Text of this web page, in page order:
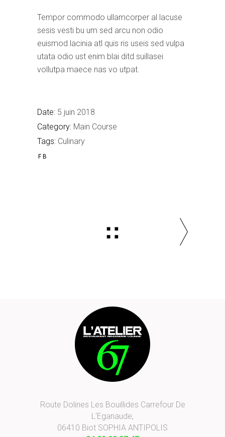
Tempor commodo ullamcorper al lacuse
sesis vesti bu um sed arcu non odio
euismod lacinia atl quis ris useis sed vulpa
utata odio ust enim blai ditd suillasei
vollutpa maece nas vo utpat.
Date: 5 juin 2018
Category: Main Course
Tags: Culinary
FB
Route Dolines Les Bouillides Carrefour De
L'Eganaude,
06410 Biot SOPHIA ANTIPOLIS